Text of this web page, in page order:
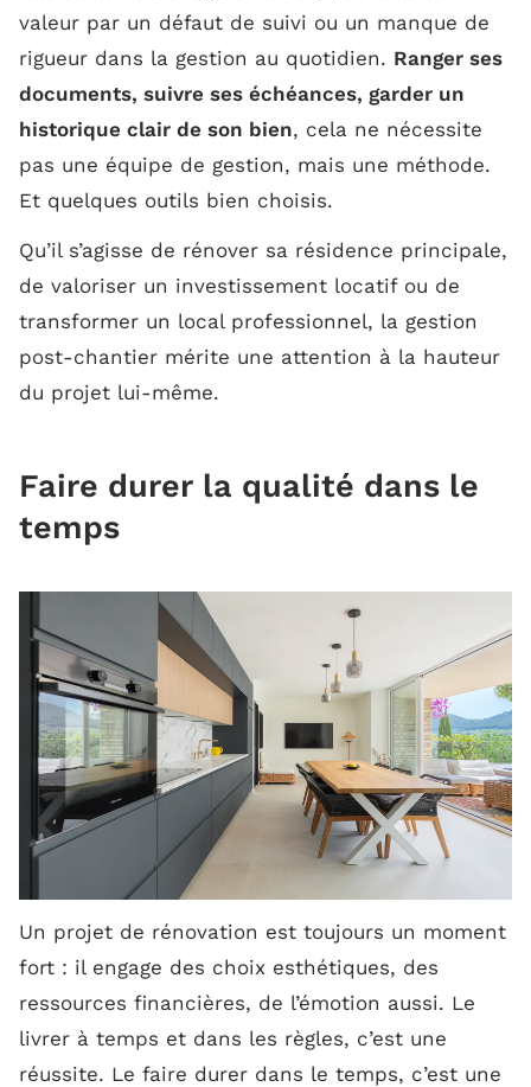
valeur par un défaut de suivi ou un manque de
rigueur dans la gestion au quotidien. Ranger ses
documents, suivre ses échéances, garder un
historique clair de son bien, cela ne nécessite
pas une équipe de gestion, mais une méthode.
Et quelques outils bien choisis.
Qu’il s’agisse de rénover sa résidence principale,
de valoriser un investissement locatif ou de
transformer un local professionnel, la gestion
post-chantier mérite une attention à la hauteur
du projet lui-même.
Faire durer la qualité dans le
temps
Un projet de rénovation est toujours un moment
fort : il engage des choix esthétiques, des
ressources financières, de l’émotion aussi. Le
livrer à temps et dans les règles, c’est une
réussite. Le faire durer dans le temps, c’est une